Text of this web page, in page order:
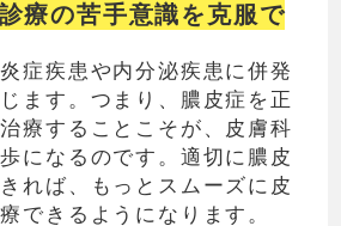
療の苦手意識を克服で
症疾患や内分泌疾患に併発
ます。つまり、膿皮症を正
療することこそが、皮膚科
になるのです。適切に膿皮
れば、もっとスムーズに皮
できるようになります。